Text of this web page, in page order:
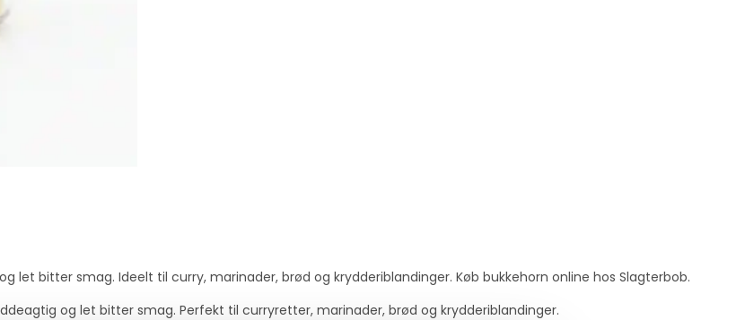
let bitter smag. Ideelt til curry, marinader, brød og krydderiblandinger. Køb bukkehorn online hos Slagterbob.
og let bitter smag. Perfekt til curryretter, marinader, brød og krydderiblandinger.